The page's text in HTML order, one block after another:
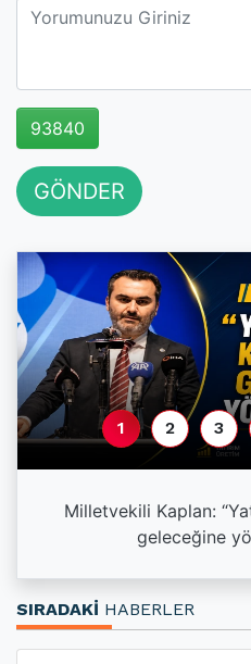
93840
GÖNDER
Milletvekili Kaplan:
geleceğine
1 2 3
SIRADAKİ HABERLER